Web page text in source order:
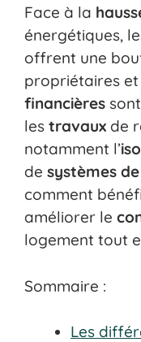
Face à la
énergétiques,
offrent une
propriétaires
financières
les travaux de
notamment l’
de systèmes
comment
améliorer le
logement tout
Sommaire :
Les